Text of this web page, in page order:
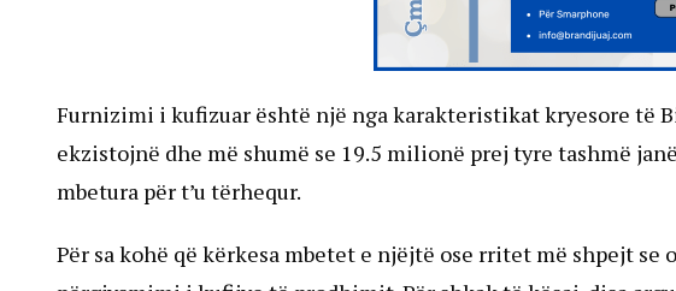
Furnizimi i kufizuar është një nga karakteristikat kryesore të
ekzistojnë dhe më shumë se 19.5 milionë prej tyre tashmë
mbetura për t’u tërhequr.
Për sa kohë që kërkesa mbetet e njëjtë ose rritet më shpejt